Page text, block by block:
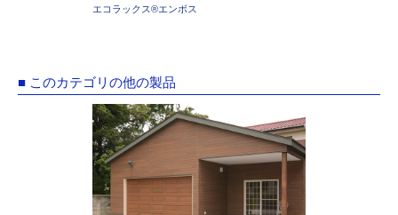
エコラックス®エンボス
■ このカテゴリの他の製品